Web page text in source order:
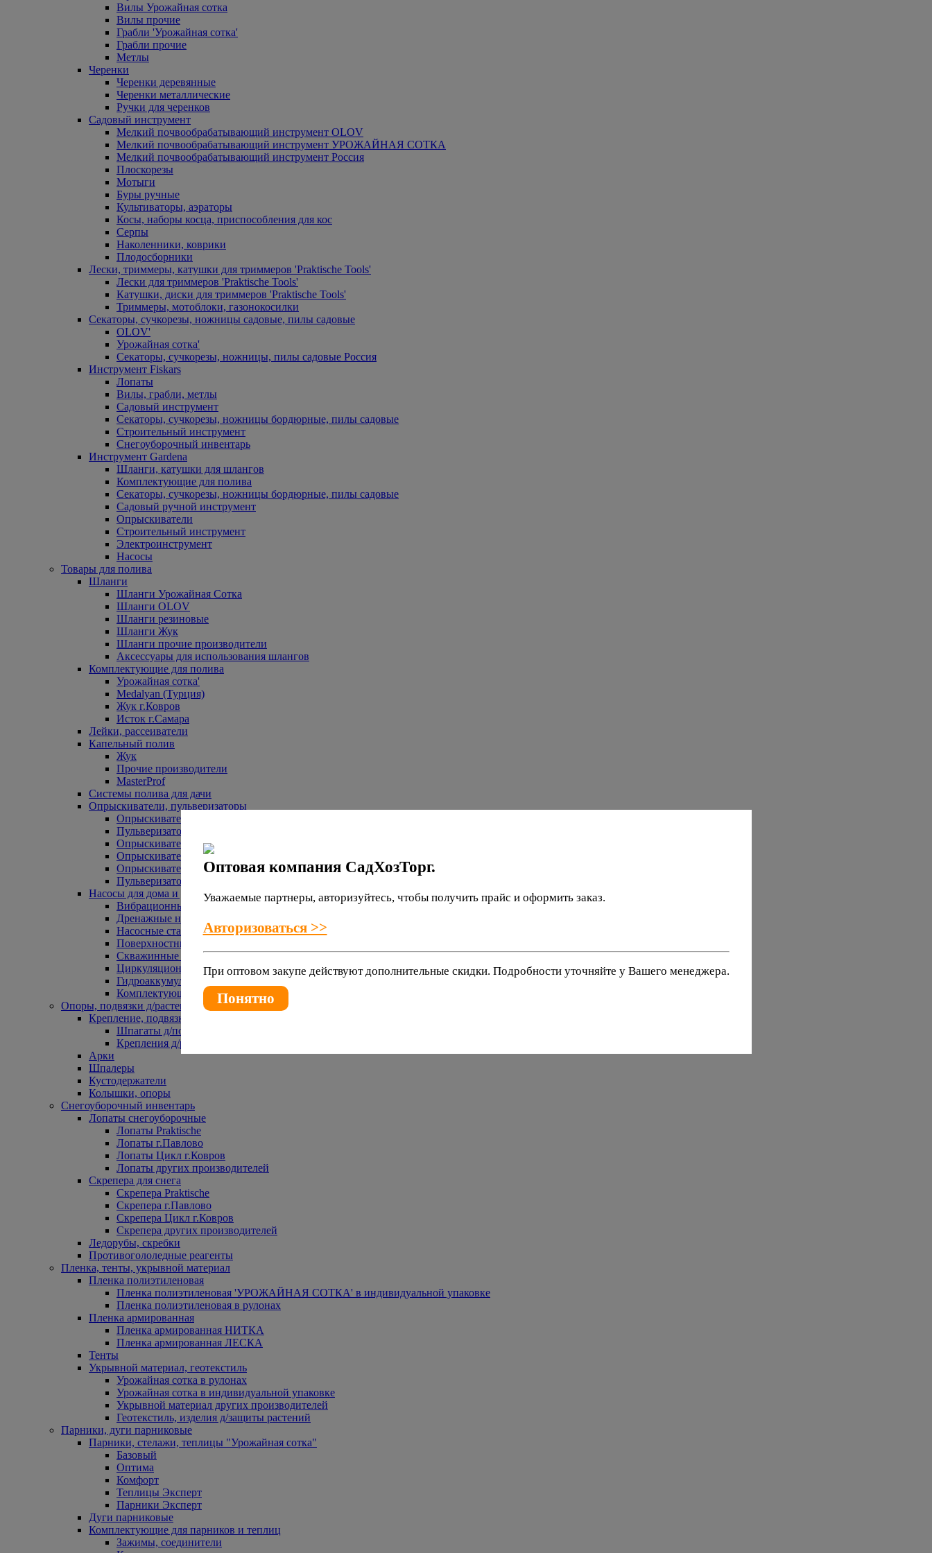
Вилы Урожайная сотка
Вилы прочие
Грабли 'Урожайная сотка'
Грабли прочие
Метлы
Черенки
Черенки деревянные
Черенки металлические
Ручки для черенков
Садовый инструмент
Мелкий почвообрабатывающий инструмент OLOV
Мелкий почвообрабатывающий инструмент УРОЖАЙНАЯ СОТКА
Мелкий почвообрабатывающий инструмент Россия
Плоскорезы
Мотыги
Буры ручные
Культиваторы, аэраторы
Косы, наборы косца, приспособления для кос
Серпы
Наколенники, коврики
Плодосборники
Лески, триммеры, катушки для триммеров 'Praktische Tools'
Лески для триммеров 'Praktische Tools'
Катушки, диски для триммеров 'Praktische Tools'
Триммеры, мотоблоки, газонокосилки
Секаторы, сучкорезы, ножницы садовые, пилы садовые
OLOV'
Урожайная сотка'
Секаторы, сучкорезы, ножницы, пилы садовые Россия
Инструмент Fiskars
Лопаты
Вилы, грабли, метлы
Садовый инструмент
Секаторы, сучкорезы, ножницы бордюрные, пилы садовые
Строительный инструмент
Снегоуборочный инвентарь
Инструмент Gardena
Шланги, катушки для шлангов
Комплектующие для полива
Секаторы, сучкорезы, ножницы бордюрные, пилы садовые
Садовый ручной инструмент
Опрыскиватели
Строительный инструмент
Электроинструмент
Насосы
Товары для полива
Шланги
Шланги Урожайная Сотка
Шланги OLOV
Шланги резиновые
Шланги Жук
Шланги прочие производители
Аксессуары для использования шлангов
Комплектующие для полива
Урожайная сотка'
Medalyan (Турция)
Жук г.Ковров
Исток г.Самара
Лейки, рассеиватели
Капельный полив
Жук
Прочие производители
MasterProf
Системы полива для дачи
Опрыскиватели, пульверизаторы
Опрыскиватели аккумуляторные
Пульверизаторы прочие
Опрыскиватели Урожайная сотка
Опрыскиватели Жук
Опрыскиватели прочие
Пульверизаторы Урожайная сотка
Насосы для дома и дачи
Вибрационные насосы
Дренажные насосы
Насосные станции
Поверхностные насосы
Скважинные насосы
Циркуляционные насосы
Гидроаккумуляторы и расширительные баки
Комплектующие к насосам
Опоры, подвязки д/растений
Крепление, подвязки д/растений
Шпагаты д/подвязки растений
Крепления д/растений
Арки
Шпалеры
Кустодержатели
Колышки, опоры
Снегоуборочный инвентарь
Лопаты снегоуборочные
Лопаты Praktische
Лопаты г.Павлово
Лопаты Цикл г.Ковров
Лопаты других производителей
Скрепера для снега
Скрепера Praktische
Скрепера г.Павлово
Скрепера Цикл г.Ковров
Скрепера других производителей
Ледорубы, скребки
Противогололедные реагенты
Пленка, тенты, укрывной материал
Пленка полиэтиленовая
Пленка полиэтиленовая 'УРОЖАЙНАЯ СОТКА' в индивидуальной упаковке
Пленка полиэтиленовая в рулонах
Пленка армированная
Пленка армированная НИТКА
Пленка армированная ЛЕСКА
Тенты
Укрывной материал, геотекстиль
Урожайная сотка в рулонах
Урожайная сотка в индивидуальной упаковке
Укрывной материал других производителей
Геотекстиль, изделия д/защиты растений
Парники, дуги парниковые
Парники, стелажи, теплицы "Урожайная сотка"
Базовый
Оптима
Комфорт
Теплицы Эксперт
Парники Эксперт
Дуги парниковые
Комплектующие для парников и теплиц
Зажимы, соединители
Оптовая компания СадХозТорг.
Уважаемые партнеры, авторизуйтесь, чтобы получить прайс и оформить заказ.
Авторизоваться >>
При оптовом закупе действуют дополнительные скидки. Подробности уточняйте у Вашего менеджера.
Понятно